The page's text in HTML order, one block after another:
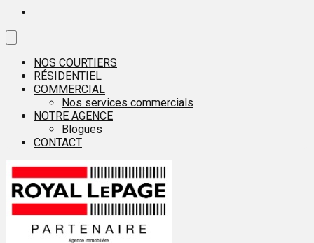
NOS COURTIERS
RÉSIDENTIEL
COMMERCIAL
Nos services commercials
NOTRE AGENCE
Blogues
CONTACT